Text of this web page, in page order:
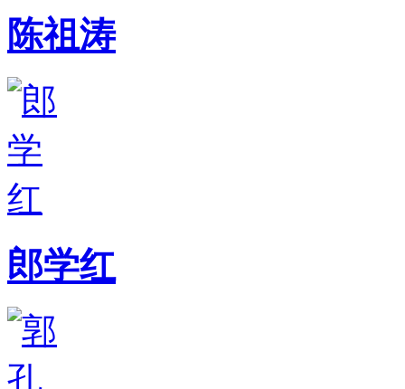
陈祖涛
郎学红